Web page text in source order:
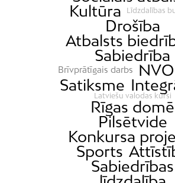
Kultūra
Līdzdalības
Drošība
Atbalsts
Sabiedrība
Brīvprātīgais darbs
Satiksme
Latviešu valodas kursi
Rīgas domē
Pilsētvide
Konkursa
Sports
Sabiedrības